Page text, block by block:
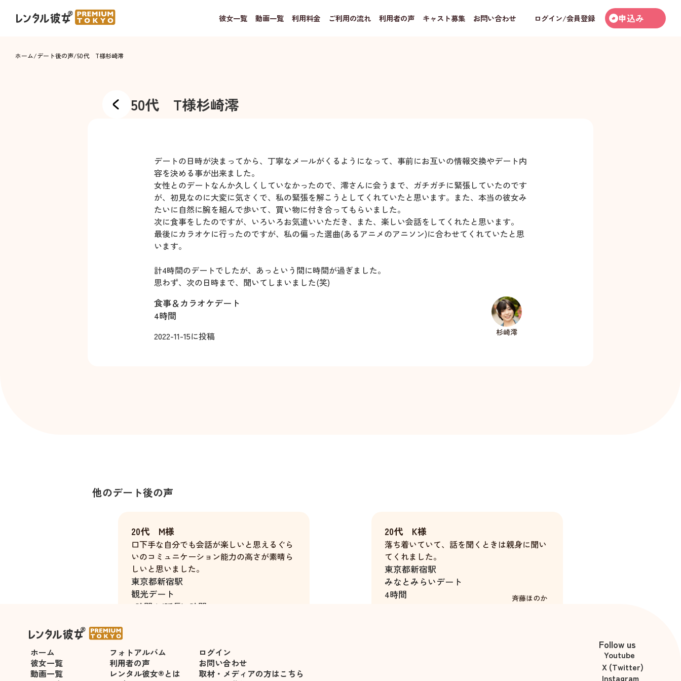
彼女一覧 動画一覧 利用料金 ご利用の流れ 利用者の声 キャスト募集 お問い合わせ ログイン/会員登録 申込み
ホーム/デート後の声/50代 T様杉崎澪
50代 T様杉崎澪
デートの日時が決まってから、丁寧なメールがくるようになって、事前にお互いの情報交換やデート内
容を決める事が出来ました。
女性とのデートなんか久しくしていなかったので、澪さんに会うまで、ガチガチに緊張していたのです
が、初見なのに大変に気さくで、私の緊張を解こうとしてくれていたと思います。また、本当の彼女み
たいに自然に腕を組んで歩いて、買い物に付き合ってもらいました。
次に食事をしたのですが、いろいろお気遣いいただき、また、楽しい会話をしてくれたと思います。
最後にカラオケに行ったのですが、私の偏った選曲(あるアニメのアニソン)に合わせてくれていたと思
います。
計4時間のデートでしたが、あっという間に時間が過ぎました。
思わず、次の日時まで、聞いてしまいました(笑)
食事＆カラオケデート
4時間
2022-11-15に投稿 杉崎澪
他のデート後の声
20代 M様
口下手な自分でも会話が楽しいと思えるぐら
いのコミュニケーション能力の高さが素晴ら
しいと思いました。
東京都新宿駅
観光デート
3時間＋(延長)4時間
20代 K様
落ち着いていて、話を聞くときは親身に聞い
てくれました。
東京都新宿駅
みなとみらいデート
4時間
斉藤ほのか
ホーム
彼女一覧
動画一覧
フォトアルバム
利用者の声
レンタル彼女®とは
ログイン
お問い合わせ
取材・メディアの方はこちら
Follow us
Youtube
X (Twitter)
Instagram